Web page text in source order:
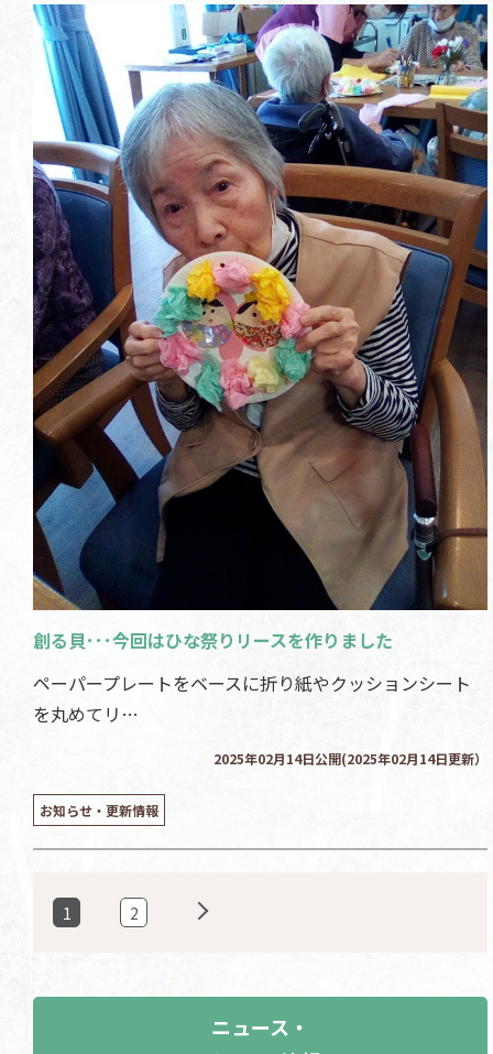
創る貝･･･今回はひな祭りリースを作りました
ペーパープレートをベースに折り紙やクッションシート
を丸めてリ…
2025年02月14日公開(2025年02月14日更新）
お知らせ・更新情報
1 2
ニュース・